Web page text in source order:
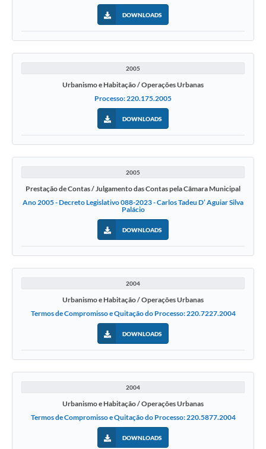
DOWNLOADS
2005
Urbanismo e Habitação / Operações Urbanas
Processo: 220.175.2005
DOWNLOADS
2005
Prestação de Contas / Julgamento das Contas pela Câmara Municipal
Ano 2005 - Decreto Legislativo 088-2023 - Carlos Tadeu D’ Aguiar Silva
Palácio
DOWNLOADS
2004
Urbanismo e Habitação / Operações Urbanas
Termos de Compromisso e Quitação do Processo: 220.7227.2004
DOWNLOADS
2004
Urbanismo e Habitação / Operações Urbanas
Termos de Compromisso e Quitação do Processo: 220.5877.2004
DOWNLOADS